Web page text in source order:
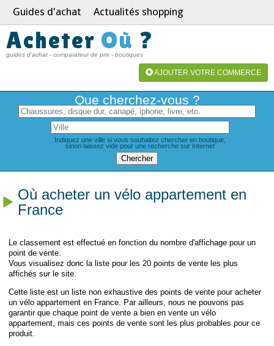
Guides d'achat Actualités shopping
Acheter Où ?
guides d'achat - comparateur de prix - boutiques
AJOUTER VOTRE COMMERCE
Que cherchez-vous ?
Indiquez une ville si vous souhaitez chercher en boutique,
sinon laissez vide pour une recherche sur Internet
Où acheter un vélo appartement en
France
Le classement est effectué en fonction du nombre d'affichage pour un
point de vente.
Vous visualisez donc la liste pour les 20 points de vente les plus
affichés sur le site.
Cette liste est un liste non exhaustive des points de vente pour acheter
un vélo appartement en France. Par ailleurs, nous ne pouvons pas
garantir que chaque point de vente a bien en vente un vélo
appartement, mais ces points de vente sont les plus probables pour ce
produit.